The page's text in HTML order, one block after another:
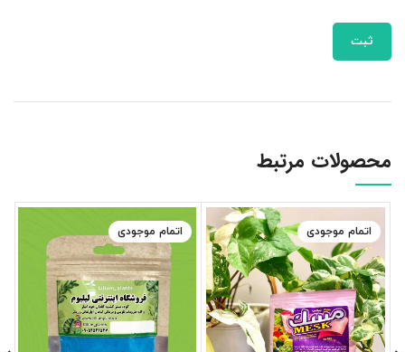
محصولات مرتبط
اتمام موجودی اتمام موجودی